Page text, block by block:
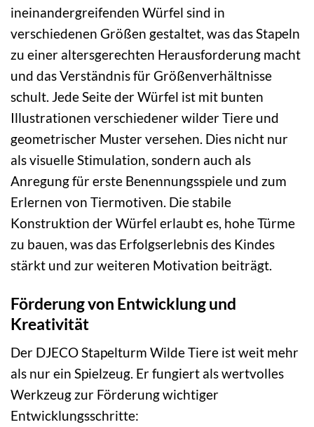
ineinandergreifenden Würfel sind in
verschiedenen Größen gestaltet, was das Stapeln
zu einer altersgerechten Herausforderung macht
und das Verständnis für Größenverhältnisse
schult. Jede Seite der Würfel ist mit bunten
Illustrationen verschiedener wilder Tiere und
geometrischer Muster versehen. Dies nicht nur
als visuelle Stimulation, sondern auch als
Anregung für erste Benennungsspiele und zum
Erlernen von Tiermotiven. Die stabile
Konstruktion der Würfel erlaubt es, hohe Türme
zu bauen, was das Erfolgserlebnis des Kindes
stärkt und zur weiteren Motivation beiträgt.
Förderung von Entwicklung und
Kreativität
Der DJECO Stapelturm Wilde Tiere ist weit mehr
als nur ein Spielzeug. Er fungiert als wertvolles
Werkzeug zur Förderung wichtiger
Entwicklungsschritte: